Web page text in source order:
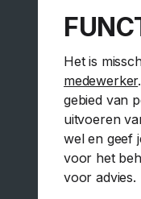
Het is
medewerker
gebied van
uitvoeren
wel en geef
voor het
voor advies.